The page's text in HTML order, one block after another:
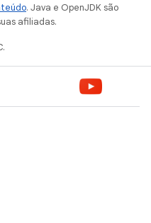
. Java e OpenJDK são
afiliadas.